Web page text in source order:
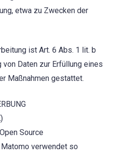
etwa zu Zwecken der
ist Art. 6 Abs. 1 lit. b
von Daten zur Erfüllung eines
Maßnahmen gestattet.
Source
verwendet so